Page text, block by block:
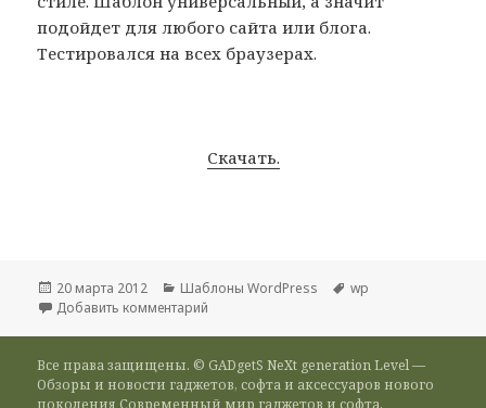
подойдет для любого сайта или блога.
Тестировался на всех браузерах.
Скачать.
Опубликовано
20 марта 2012 Рубрики
Шаблоны WordPress Метки
wp
Добавить комментарий
Все права защищены. © GADgetS NeXt generation Level —
Обзоры и новости гаджетов, софта и аксессуаров нового